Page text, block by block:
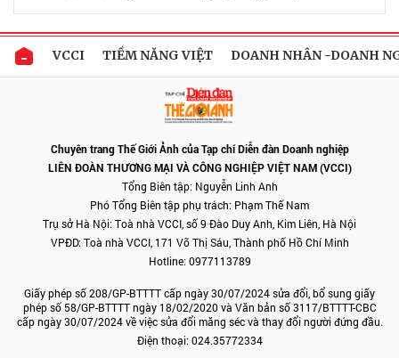
VCCI TIỀM NĂNG VIỆT DOANH NHÂN -DOANH
Chuyên trang Thế Giới Ảnh của Tạp chí Diễn đàn Doanh nghiệp
LIÊN ĐOÀN THƯƠNG MẠI VÀ CÔNG NGHIỆP VIỆT NAM (VCCI)
Tổng Biên tập: Nguyễn Linh Anh
Phó Tổng Biên tập phụ trách: Phạm Thế Nam
Trụ sở Hà Nội: Toà nhà VCCI, số 9 Đào Duy Anh, Kim Liên, Hà Nội
VPĐD: Toà nhà VCCI, 171 Võ Thị Sáu, Thành phố Hồ Chí Minh
Hotline: 0977113789
Giấy phép số 208/GP-BTTTT cấp ngày 30/07/2024 sửa đổi, bổ sung giấy
phép số 58/GP-BTTTT ngày 18/02/2020 và Văn bản số 3117/BTTTT-CBC
cấp ngày 30/07/2024 về việc sửa đổi măng séc và thay đổi người đứng đầu.
Điện thoại: 024.35772334